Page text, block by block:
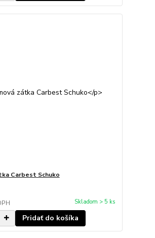
Carbest Schuko
Skladom > 5 ks
Pridať do košíka